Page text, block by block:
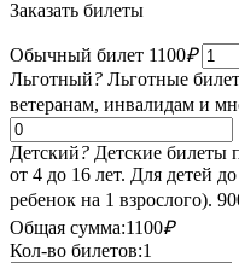
Заказать билеты
Обычный билет 1100₽
Льготный? Льготные
ветеранам, инвалидам и
Детский? Детские билеты
от 4 до 16 лет. Для детей
ребенок на 1 взрослого).
Общая сумма:1100₽
Кол-во билетов:1